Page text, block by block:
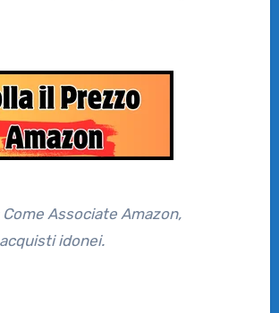
Associate Amazon,
idonei.